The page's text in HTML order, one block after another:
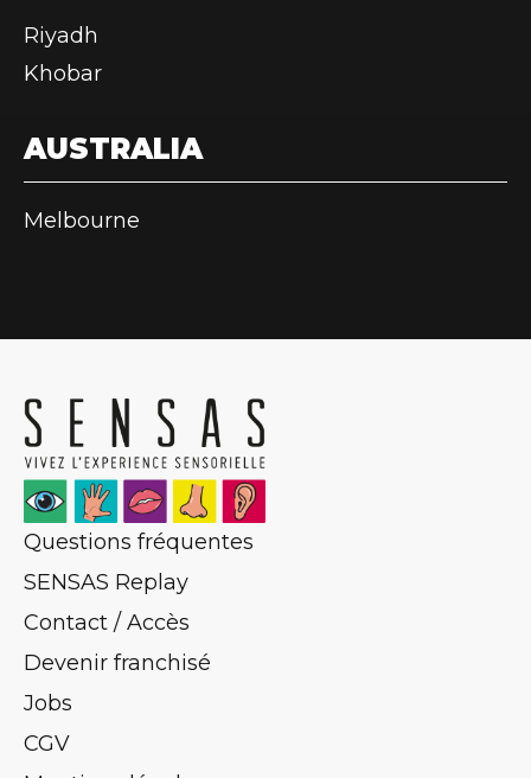
Riyadh
Khobar
AUSTRALIA
Melbourne
Questions fréquentes
SENSAS Replay
Contact / Accès
Devenir franchisé
Jobs
CGV